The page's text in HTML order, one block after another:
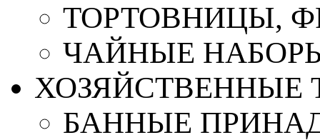
ТОРТОВНИЦЫ,
ЧАЙНЫЕ
ХОЗЯЙСТВЕННЫЕ
БАННЫЕ